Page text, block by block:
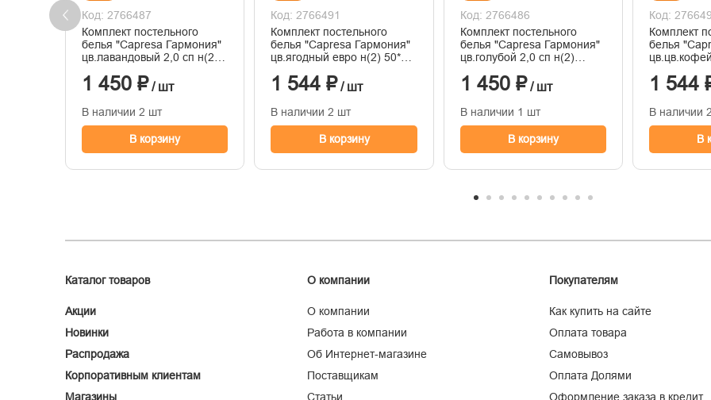
Код: 2766487
Комплект постельного
белья "Capresa Гармония"
цв.лавандовый 2,0 сп н(2)
1 450 ₽ / шт
В наличии 2 шт
В корзину
Код: 2766491
Комплект постельного
белья "Capresa Гармония"
цв.ягодный евро н(2) 50*70
1 544 ₽ / шт
В наличии 2 шт
В корзину
Код: 2766486
Комплект постельного
белья "Capresa Гармония"
цв.голубой 2,0 сп н(2)
1 450 ₽/ шт
В наличии 1 шт
В корзину
Код:
Комплект
белья
1 544
В наличии
В
Каталог товаров
Акции
Новинки
Распродажа
Корпоративным клиентам
Магазины
О компании
О компании
Работа в компании
Об Интернет-магазине
Поставщикам
Статьи
Покупателям
Как купить на сайте
Оплата товара
Самовывоз
Оплата Долями
Оформление заказа в кредит